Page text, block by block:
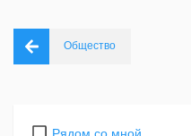
Общество